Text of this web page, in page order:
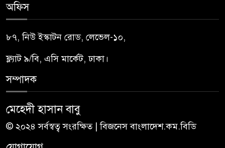
অফিস
৮৭, নিউ ইস্কাটন রোড, লেভেল-১০,
ফ্ল্যাট ৯/বি, এসি মার্কেট, ঢাকা।
সম্পাদক
মেহেদী হাসান বাবু
© ২০২৪ সর্বস্বত্ব সংরক্ষিত | বিজনেস বাংলাদেশ.কম.বিডি